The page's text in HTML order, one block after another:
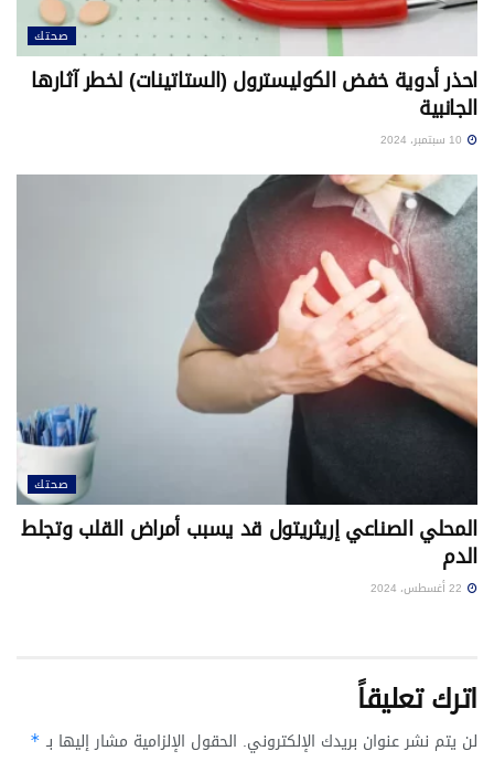
صحتك
احذر أدوية خفض الكوليسترول (الستاتينات) لخطر آثارها
الجانبية
صحتك
المحلي الصناعي إريثريتول قد يسبب أمراض القلب وتجلط
الدم
اترك تعليقاً
لن يتم نشر عنوان بريدك الإلكتروني. الحقول الإلزامية مشار إليها بـ *